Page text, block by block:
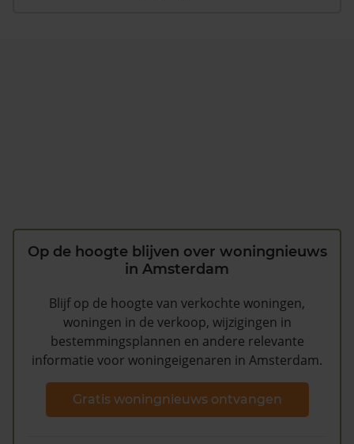
Op de hoogte blijven over woningnieuws
in Amsterdam
Blijf op de hoogte van verkochte woningen,
woningen in de verkoop, wijzigingen in
bestemmingsplannen en andere relevante
informatie voor woningeigenaren in Amsterdam.
Gratis woningnieuws ontvangen